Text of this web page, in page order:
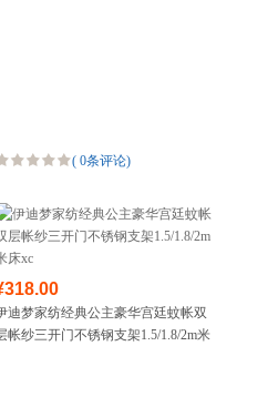
( 0条评论)
迪梦家纺经典公主豪华宫廷蚊帐双
帐纱三开门不锈钢支架1.5/1.8/2m米